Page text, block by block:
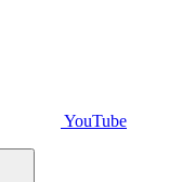
YouTube